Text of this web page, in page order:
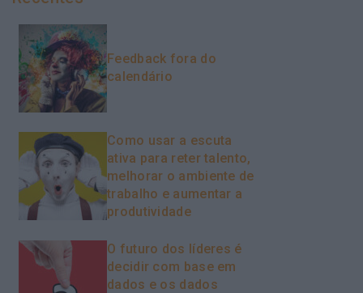
Feedback fora do
calendário
Como usar a escuta
ativa para reter talento,
melhorar o ambiente de
trabalho e aumentar a
produtividade
O futuro dos líderes é
decidir com base em
dados e os dados